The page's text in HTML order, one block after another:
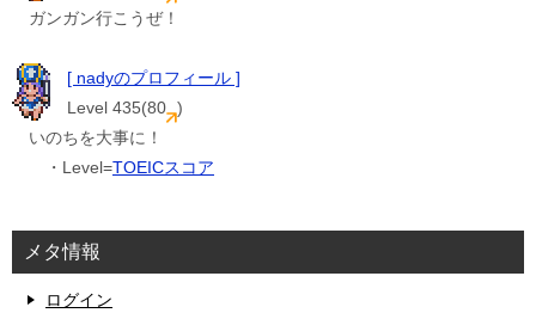
ガンガン行こうぜ！
[ nadyのプロフィール ]
Level 435(80 )
いのちを大事に！
・Level=TOEICスコア
メタ情報
ログイン